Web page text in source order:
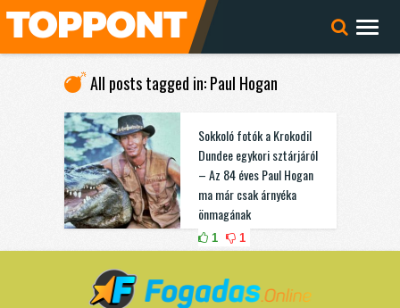
All posts tagged in: Paul Hogan
Sokkoló fotók a Krokodil
Dundee egykori sztárjáról
– Az 84 éves Paul Hogan
ma már csak árnyéka
önmagának
1 1